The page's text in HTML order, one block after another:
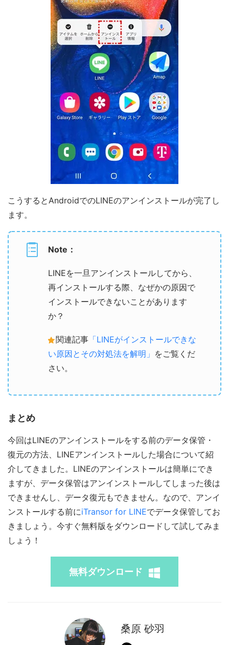
こうするとAndroidでのLINEのアンインストールが完了し
ます。
Note：
LINEを一旦アンインストールしてから、
再インストールする際、なぜかの原因で
インストールできないことがあります
か？
関連記事 「LINEがインストールできな
い原因とその対処法を解明」 をご覧くだ
さい。
まとめ
今回はLINEのアンインストールをする前のデータ保管・
復元の方法、LINEアンインストールした場合について紹
介してきました。LINEのアンインストールは簡単にでき
ますが、データ保管はアンインストールしてしまった後は
できませんし、データ復元もできません。なので、アンイ
ンストールする前にiTransor for LINEでデータ保管してお
きましょう。今すぐ無料版をダウンロードして試してみま
しょう！
無料ダウンロード
桑原 砂羽